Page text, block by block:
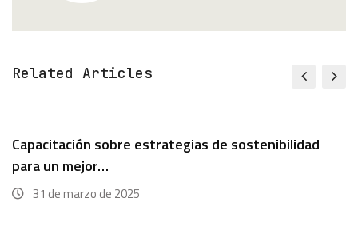
Related Articles
Capacitación sobre estrategias de sostenibilidad
para un mejor…
31 de marzo de 2025